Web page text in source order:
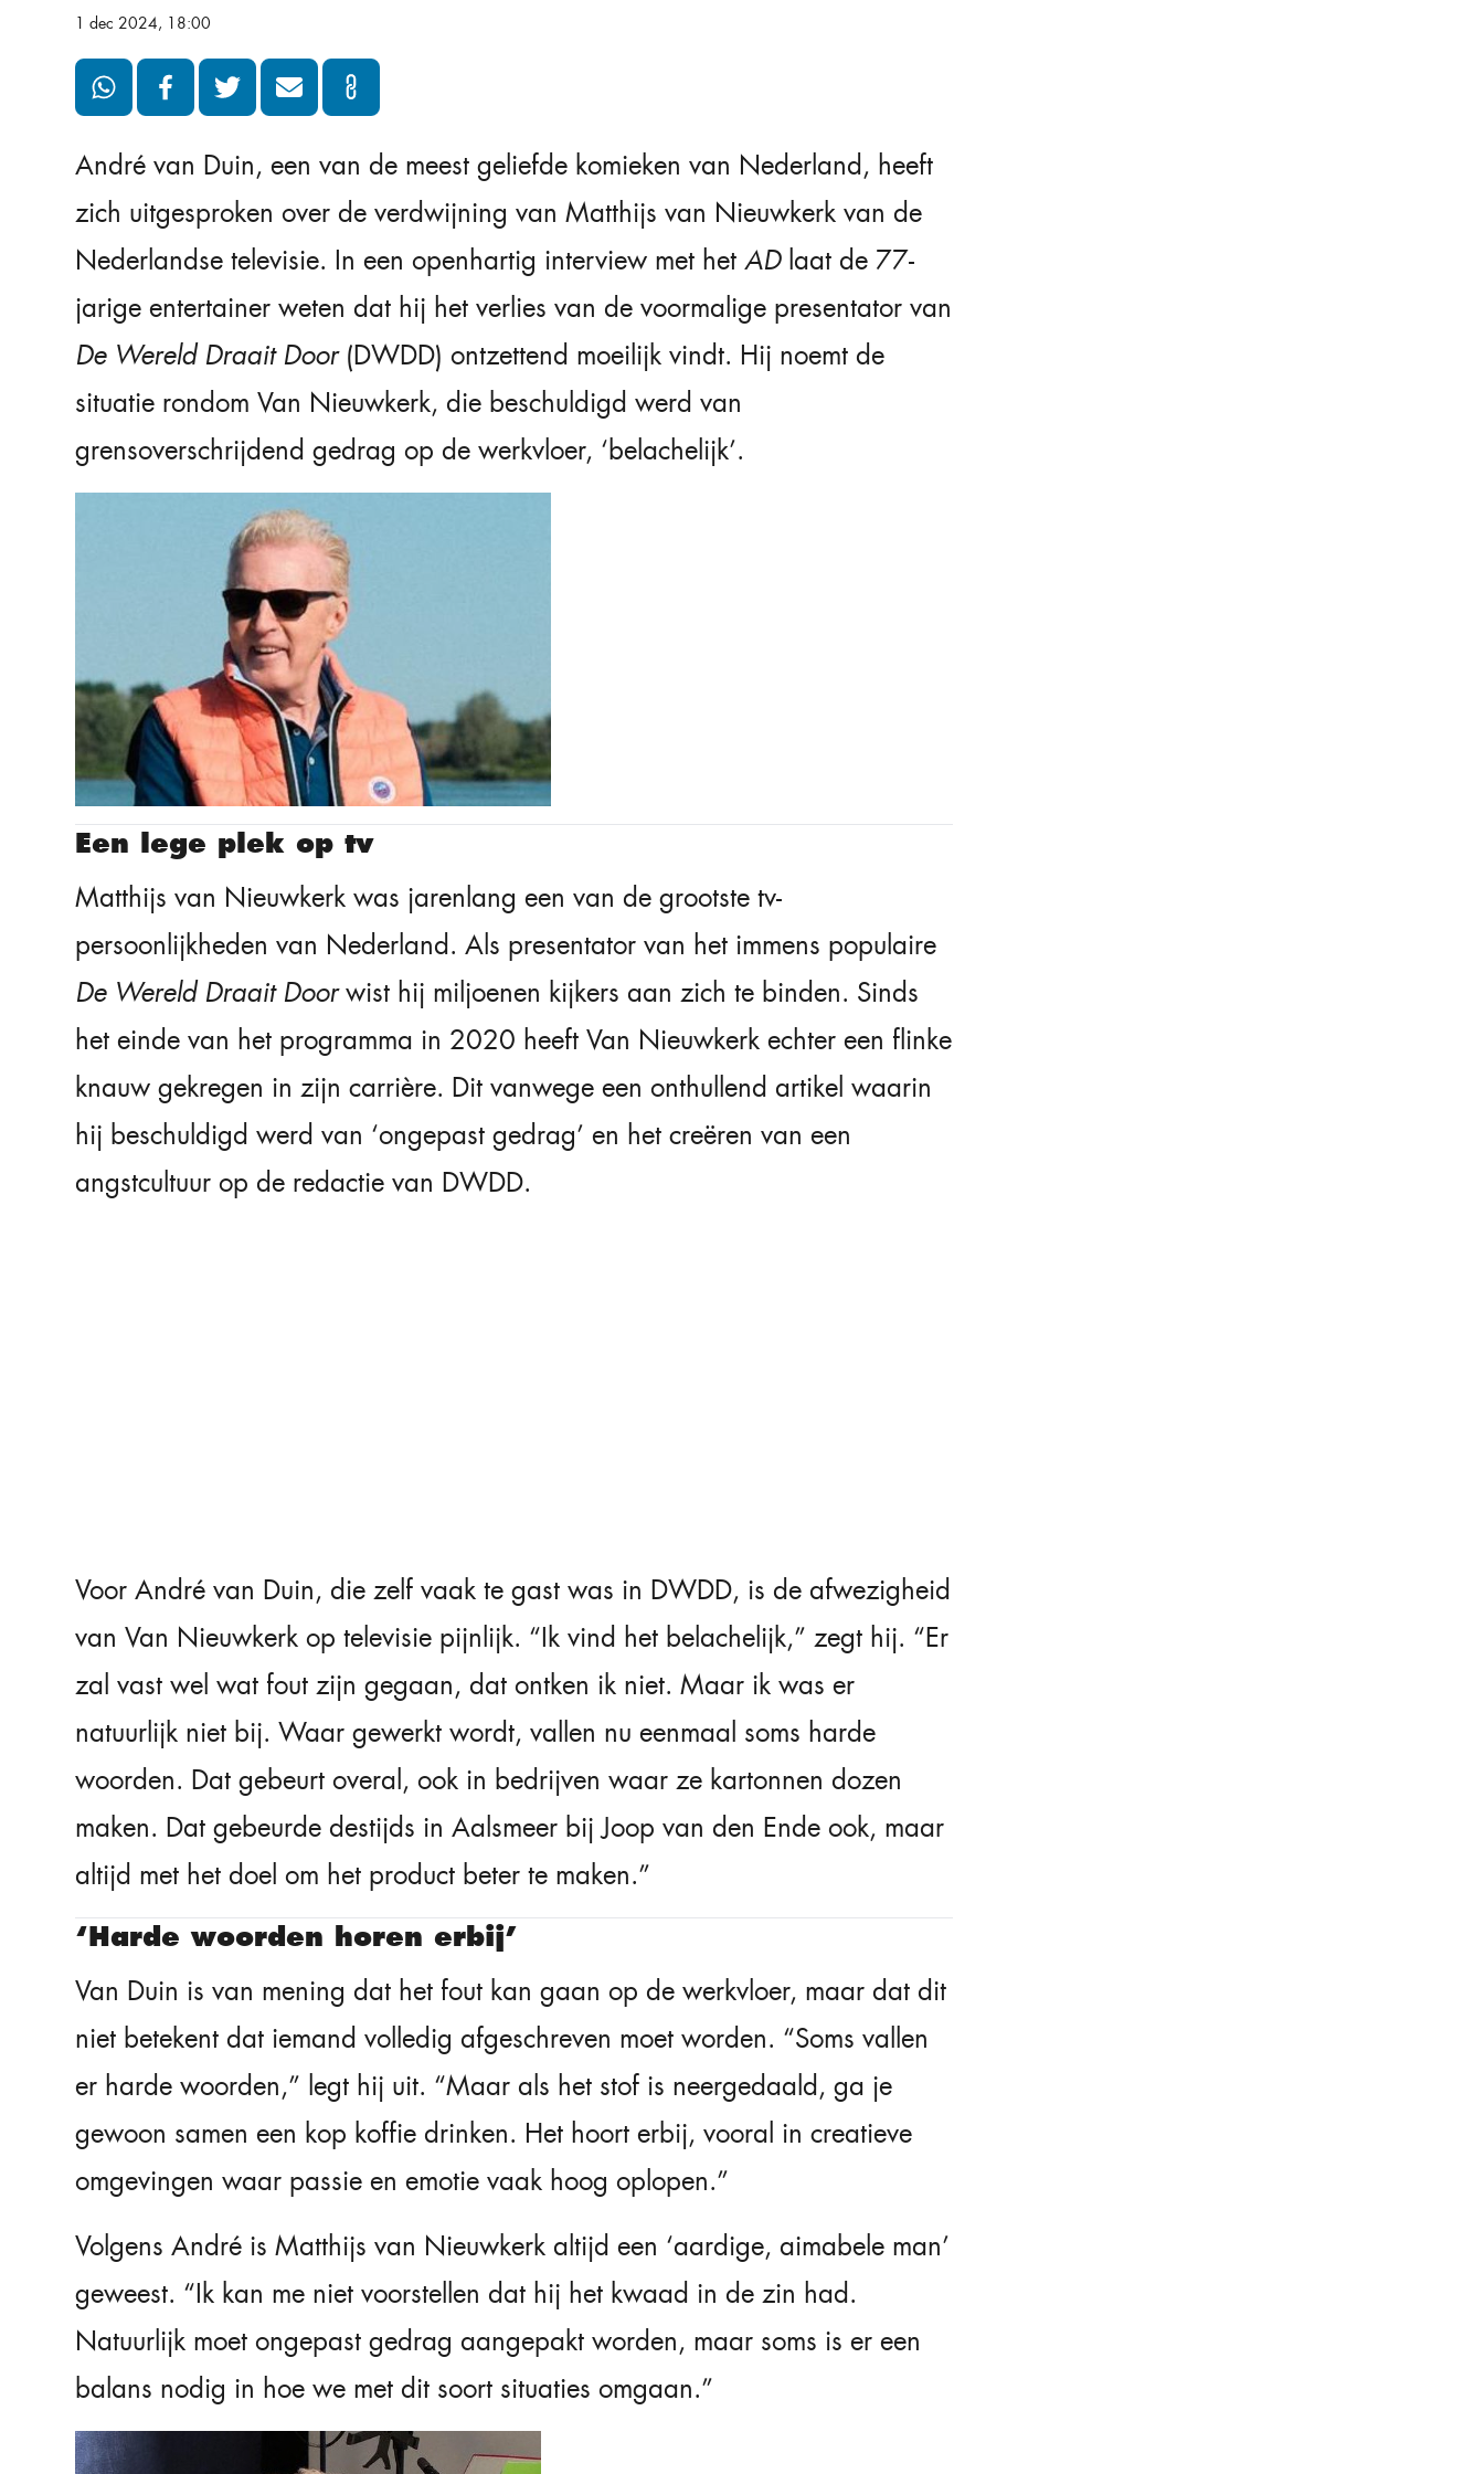
1 dec 2024, 18:00
André van Duin, een van de meest geliefde komieken van Nederland, heeft
zich uitgesproken over de verdwijning van Matthijs van Nieuwkerk van de
Nederlandse televisie. In een openhartig interview met het ADlaat de 77-
jarige entertainer weten dat hij het verlies van de voormalige presentator van
De Wereld Draait Door(DWDD) ontzettend moeilijk vindt. Hij noemt de
situatie rondom Van Nieuwkerk, die beschuldigd werd van
grensoverschrijdend gedrag op de werkvloer, ‘belachelijk’.
Een lege plek op tv
Matthijs van Nieuwkerk was jarenlang een van de grootste tv-
persoonlijkheden van Nederland. Als presentator van het immens populaire
De Wereld Draait Doorwist hij miljoenen kijkers aan zich te binden. Sinds
het einde van het programma in 2020 heeft Van Nieuwkerk echter een flinke
knauw gekregen in zijn carrière. Dit vanwege een onthullend artikel waarin
hij beschuldigd werd van ‘ongepast gedrag’ en het creëren van een
angstcultuur op de redactie van DWDD.
Voor André van Duin, die zelf vaak te gast was in DWDD, is de afwezigheid
van Van Nieuwkerk op televisie pijnlijk. “Ik vind het belachelijk,” zegt hij. “Er
zal vast wel wat fout zijn gegaan, dat ontken ik niet. Maar ik was er
natuurlijk niet bij. Waar gewerkt wordt, vallen nu eenmaal soms harde
woorden. Dat gebeurt overal, ook in bedrijven waar ze kartonnen dozen
maken. Dat gebeurde destijds in Aalsmeer bij Joop van den Ende ook, maar
altijd met het doel om het product beter te maken.”
‘Harde woorden horen erbij’
Van Duin is van mening dat het fout kan gaan op de werkvloer, maar dat dit
niet betekent dat iemand volledig afgeschreven moet worden. “Soms vallen
er harde woorden,” legt hij uit. “Maar als het stof is neergedaald, ga je
gewoon samen een kop koffie drinken. Het hoort erbij, vooral in creatieve
omgevingen waar passie en emotie vaak hoog oplopen.”
Volgens André is Matthijs van Nieuwkerk altijd een ‘aardige, aimabele man’
geweest. “Ik kan me niet voorstellen dat hij het kwaad in de zin had.
Natuurlijk moet ongepast gedrag aangepakt worden, maar soms is er een
balans nodig in hoe we met dit soort situaties omgaan.”